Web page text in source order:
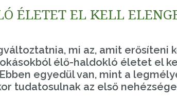
ÉLETET EL KELL
mi az, amit erősíteni
élő-haldokló életet el
Ebben egyedül van, mint a
tudatosulnak az első